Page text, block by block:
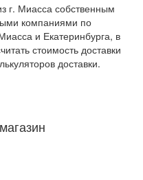
г. Миасса собственным
компаниями по
и Екатеринбурга, в
стоимость доставки
доставки.